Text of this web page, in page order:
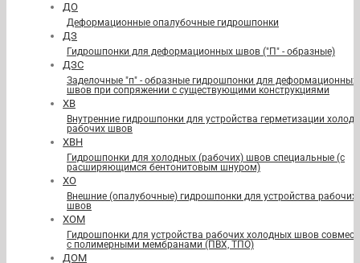
ДО
Деформационные опалубочные гидрошпонки
ДЗ
Гидрошпонки для деформационных швов ("П" - образные)
ДЗС
Заделочные "п" - образные гидрошпонки для деформационных
швов при сопряжении с существующими конструкциями
ХВ
Внутренние гидрошпонки для устройства герметизации
рабочих швов
ХВН
Гидрошпонки для холодных (рабочих) швов специальные (с
расширяющимся бентонитовым шнуром)
ХО
Внешние (опалубочные) гидрошпонки для устройства рабочих
швов
ХОМ
Гидрошпонки для устройства рабочих холодных швов
с полимерными мембранами (ПВХ, ТПО)
ДОМ